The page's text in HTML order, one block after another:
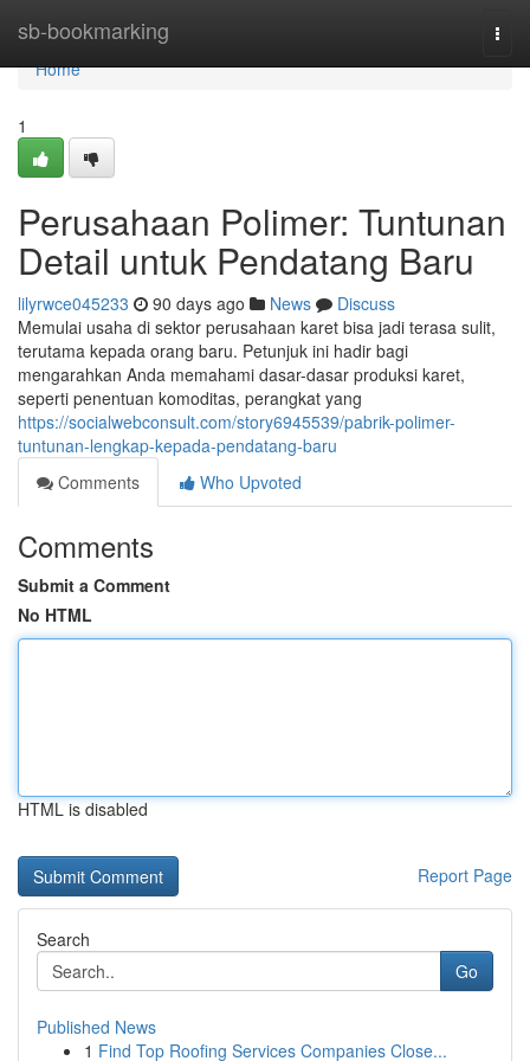
sb-bookmarking
Home
Home
1
Perusahaan Polimer: Tuntunan
Detail untuk Pendatang Baru
lilyrwce045233 90 days ago News
Discuss
Memulai usaha di sektor perusahaan karet bisa jadi terasa sulit,
terutama kepada orang baru. Petunjuk ini hadir bagi
mengarahkan Anda memahami dasar-dasar produksi karet,
seperti penentuan komoditas, perangkat yang
https://socialwebconsult.com/story6945539/pabrik-polimer-
tuntunan-lengkap-kepada-pendatang-baru
Comments
Who Upvoted
Comments
Submit a Comment
No HTML
HTML is disabled
Report Page
Search
Go
Published News
1 Find Top Roofing Services Companies Close...